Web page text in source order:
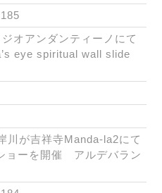
オアンダンティーノにて
eye spiritual wall slide
が吉祥寺Manda-la2にて
ョーを開催 アルデバラン